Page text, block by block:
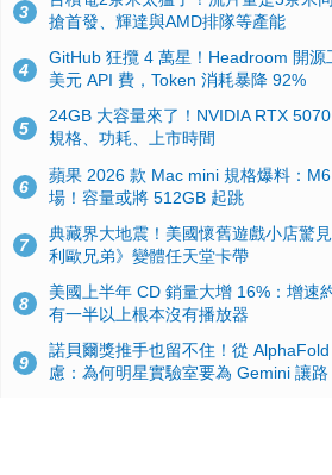
3
搶首發、輝達與AMD排隊等產能
4
GitHub 狂攬 4 萬星！Headroom 開
美元 API 費，Token 消耗暴降 92%
5
24GB 大容量來了！NVIDIA RTX
規格、功耗、上市時間
6
蘋果 2026 款 Mac mini 規格爆料：
場！容量或將 512GB 起跳
7
典藏界大地震！美國懷舊遊戲小店驚
利歐兄弟》變體任天堂卡帶
8
美國上半年 CD 銷量大增 16%：增速
有一半以上根本沒有播放器
9
諾貝爾獎推手也留不住！從
慮：為何明星實驗室要為 Gemini 讓路